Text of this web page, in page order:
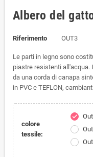
Albero del
Riferimento OUT3
Le parti in legno sono
piastre resistenti all'acqua.
da una corda di canapa
in PVC e TEFLON,
colore
tessile:
check